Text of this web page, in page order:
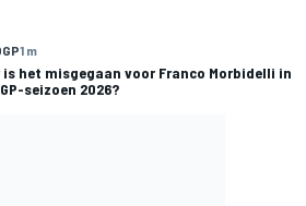
1 m
is het misgegaan voor Franco Morbidelli in
seizoen 2026?